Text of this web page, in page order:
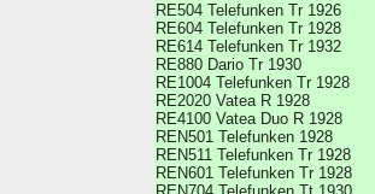
RE504 Telefunken Tr 1926
RE604 Telefunken Tr 1928
RE614 Telefunken Tr 1932
RE880 Dario Tr 1930
RE1004 Telefunken Tr 1928
RE2020 Vatea R 1928
RE4100 Vatea Duo R 1928
REN501 Telefunken 1928
REN511 Telefunken Tr 1928
REN601 Telefunken Tr 1928